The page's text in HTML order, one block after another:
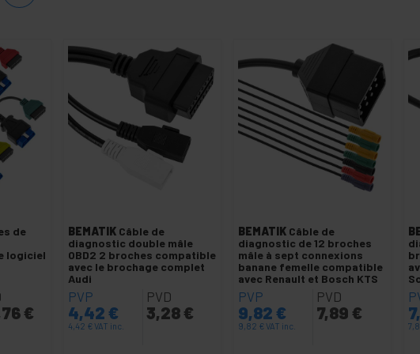
de
logiciel
€
BEMATIK Câble de
diagnostic double mâle
OBD2 2 broches compatible
avec le brochage complet
Audi
PVP
4,42 €
4,42 €VAT inc.
PVD
3,28 €
BEMATIK Câble de
diagnostic de 12 broches
mâle à sept connexions
banane femelle compatible
avec Renault et Bosch KTS
PVP
9,82 €
9,82 €VAT inc.
PVD
7,89 €